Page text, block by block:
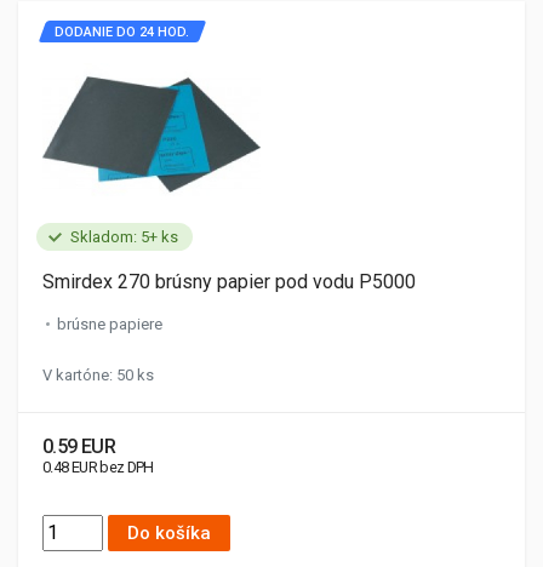
Skladom: 5+ ks
DODANIE DO 24 HOD.
Smirdex 270 brúsny papier pod vodu P5000
brúsne papiere
V kartóne: 50 ks
0.59 EUR
0.48 EUR bez DPH
Do košíka